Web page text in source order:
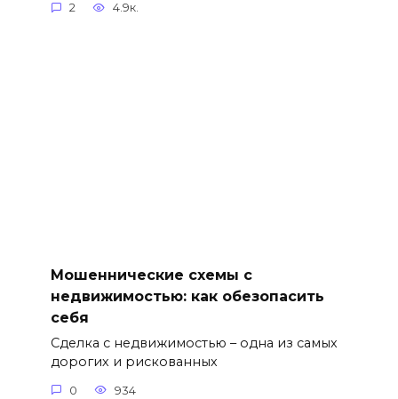
2 4.9к.
Мошеннические схемы с
недвижимостью: как обезопасить
себя
Сделка с недвижимостью – одна из самых
дорогих и рискованных
0 934